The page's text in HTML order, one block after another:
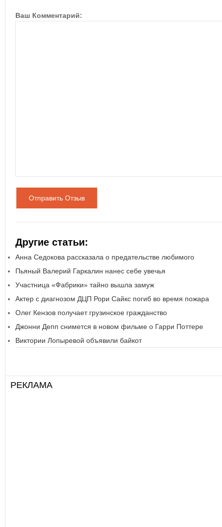
Ваш Комментарий:
Отправить Отзыв
Другие статьи:
Анна Седокова рассказала о предательстве любимого
Пьяный Валерий Гаркалин нанес себе увечья
Участница «Фабрики» тайно вышла замуж
Актер с диагнозом ДЦП Рори Сайкс погиб во время пожара
Олег Кензов получает грузинское гражданство
Джонни Депп снимется в новом фильме о Гарри Поттере
Виктории Лопыревой объявили байкот
РЕКЛАМА